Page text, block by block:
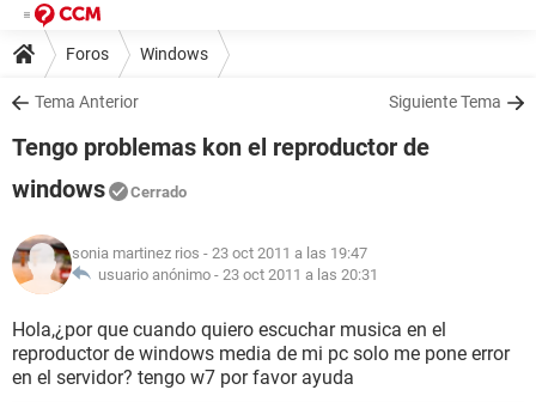
Foros Windows
Tema Anterior Siguiente Tema
Tengo problemas kon el reproductor de
windows
Cerrado
sonia martinez rios - 23 oct 2011 a las 19:47
usuario anónimo - 23 oct 2011 a las 20:31
Hola,¿por que cuando quiero escuchar musica en el
reproductor de windows media de mi pc solo me pone error
en el servidor? tengo w7 por favor ayuda